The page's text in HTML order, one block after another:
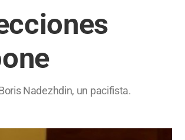
Nadezhdin, un pacifista.